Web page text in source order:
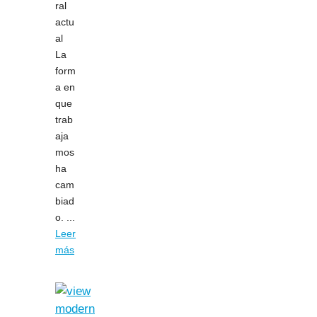
ral
actu
al
La
form
a en
que
trab
aja
mos
ha
cam
biad
o. ...
Leer
más